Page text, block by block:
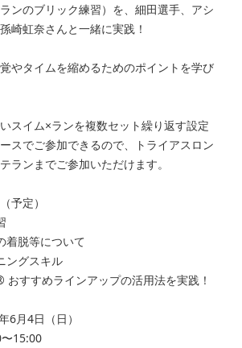
ンのブリック練習）を、細田選手、アシ
崎虹奈さんと一緒に実践！
やタイムを縮めるためのポイントを学び
スイム×ランを複数セット繰り返す設定
スでご参加できるので、トライアスロン
ランまでご参加いただけます。
予定）
着脱等について
ングスキル
すすめラインアップの活用法を実践！
4日（日）
15:00